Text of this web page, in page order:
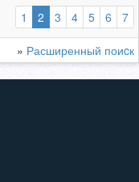
1 2 (выбранная)
3 4 5 6 7
» Расширенный поиcк